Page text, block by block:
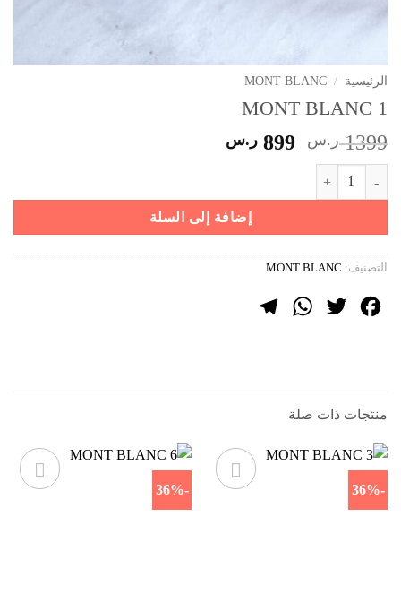
الرئيسية /
MONT BLANC
MONT BLANC 1
1399 ر.س
السعر
1399 ر.س.
899 ر.س
899 ر.س.
إضافة إلى السلة
التصنيف: MONT BLANC
Facebook
Twitter
WhatsApp
منتجات ذات صلة
-36%
-36%